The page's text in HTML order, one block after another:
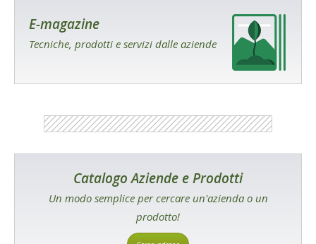
E-magazine
Tecniche, prodotti e servizi dalle aziende
Catalogo Aziende e Prodotti
Un modo semplice per cercare un'azienda o un
prodotto!